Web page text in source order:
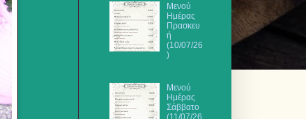
Μενού
Ημέρας
Πρασκευ
ή
(10/07/26
)
Μενού
Ημέρας
Σάββατο
(11/07/26